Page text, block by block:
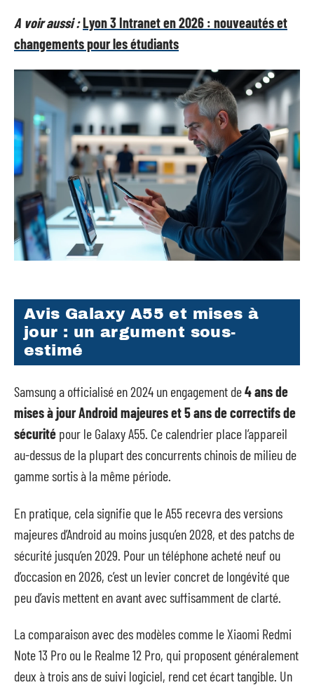
A voir aussi :Lyon 3 Intranet en 2026 : nouveautés et
changements pour les étudiants
Avis Galaxy A55 et mises à
jour : un argument sous-
estimé
Samsung a officialisé en 2024 un engagement de4 ans de
mises à jour Android majeures et 5 ans de correctifs de
sécurité pour le Galaxy A55. Ce calendrier place l’appareil
au-dessus de la plupart des concurrents chinois de milieu de
gamme sortis à la même période.
En pratique, cela signifie que le A55 recevra des versions
majeures d’Android au moins jusqu’en 2028, et des patchs de
sécurité jusqu’en 2029. Pour un téléphone acheté neuf ou
d’occasion en 2026, c’est un levier concret de longévité que
peu d’avis mettent en avant avec suffisamment de clarté.
La comparaison avec des modèles comme le Xiaomi Redmi
Note 13 Pro ou le Realme 12 Pro, qui proposent généralement
deux à trois ans de suivi logiciel, rend cet écart tangible. Un